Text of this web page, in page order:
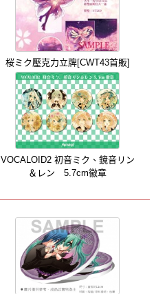
桜ミク壓克力立牌[CWT43首販]
VOCALOID2 初音ミク、鏡音リン
＆レン 5.7cm徽章